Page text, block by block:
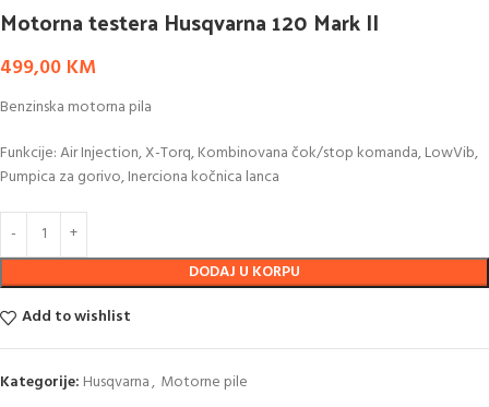
Motorna testera Husqvarna 120 Mark II
499,00 KM
Benzinska motorna pila
Funkcije: Air Injection, X-Torq, Kombinovana čok/stop komanda, LowVib,
Pumpica za gorivo, Inerciona kočnica lanca
DODAJ U KORPU
Add to wishlist
Kategorije: Husqvarna, Motorne pile